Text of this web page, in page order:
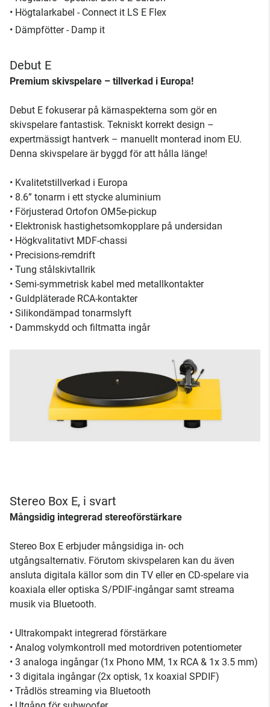
• Högtalarkabel - Connect it LS E Flex
• Dämpfötter - Damp it
Debut E
Premium skivspelare – tillverkad i Europa!
Debut E fokuserar på kärnaspekterna som gör en
skivspelare fantastisk. Tekniskt korrekt design –
expertmässigt hantverk – manuellt monterad inom EU.
Denna skivspelare är byggd för att hålla länge!
• Kvalitetstillverkad i Europa
• 8.6” tonarm i ett stycke aluminium
• Förjusterad Ortofon OM5e-pickup
• Elektronisk hastighetsomkopplare på undersidan
• Högkvalitativt MDF-chassi
• Precisions-remdrift
• Tung stålskivtallrik
• Semi-symmetrisk kabel med metallkontakter
• Guldpläterade RCA-kontakter
• Silikondämpad tonarmslyft
• Dammskydd och filtmatta ingår
Stereo Box E, i svart
Mångsidig integrerad stereoförstärkare
Stereo Box E erbjuder mångsidiga in- och
utgångsalternativ. Förutom skivspelaren kan du även
ansluta digitala källor som din TV eller en CD-spelare via
koaxiala eller optiska S/PDIF-ingångar samt streama
musik via Bluetooth.
• Ultrakompakt integrerad förstärkare
• Analog volymkontroll med motordriven potentiometer
• 3 analoga ingångar (1x Phono MM, 1x RCA & 1x 3.5 mm)
• 3 digitala ingångar (2x optisk, 1x koaxial SPDIF)
• Trådlös streaming via Bluetooth